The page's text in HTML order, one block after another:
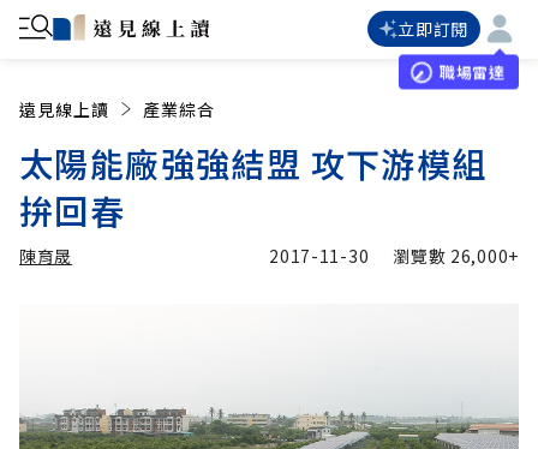
立即訂閱
職場雷達
遠見線上讀 產業綜合
太陽能廠強強結盟 攻下游模組
拚回春
陳育晟 2017-11-30 瀏覽數 26,000+